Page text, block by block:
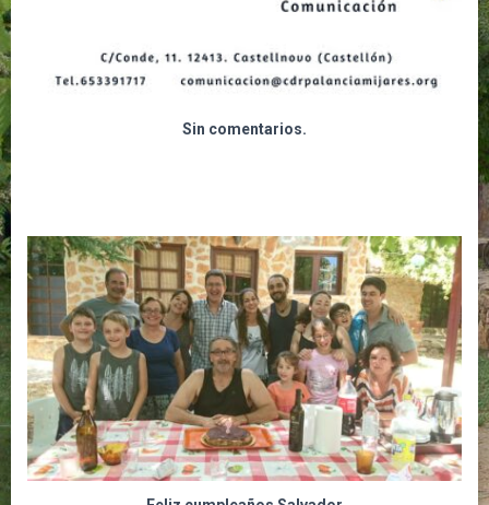
Sin comentarios.